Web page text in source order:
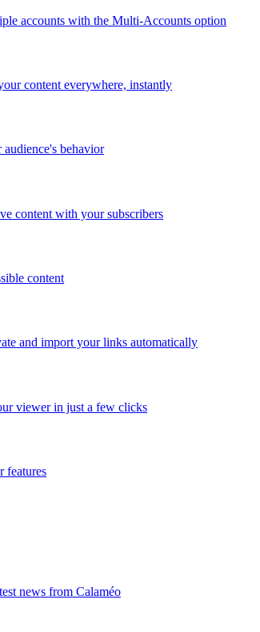
accounts with the Multi-Accounts option
content everywhere, instantly
behavior
content with your subscribers
content
and import your links automatically
viewer in just a few clicks
features
news from Calaméo